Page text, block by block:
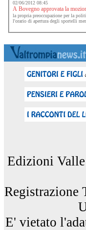
02/06/2012 08:45
A Bovegno approvata la
la propria preoccupazione per la
l'orario di apertura degli sportelli
Edizioni Valle
Registrazione
E' vietato